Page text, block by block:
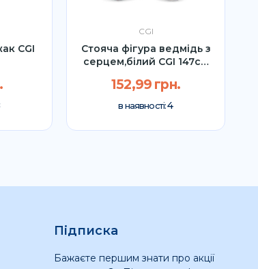
CGI
CGI
Стояча фігура ведмідь з
серцем,білий CGI 147см
152,99 грн.
в наявності:4
Підписка
Бажаєте першим знати про акції